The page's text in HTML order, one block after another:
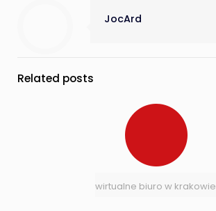
JocArd
Related posts
wirtualne biuro w krakowie